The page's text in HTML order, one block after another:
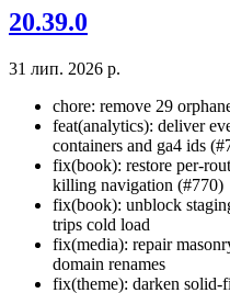
20.39.0
31 лип. 2026 р.
chore: remove 29
feat(analytics): deliver
containers and ga4 ids
fix(book): restore per-
killing navigation (#770)
fix(book): unblock
trips cold load
fix(media): repair
domain renames
fix(theme): darken